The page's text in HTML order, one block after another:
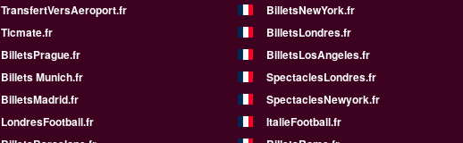
TransfertVersAeroport.fr BilletsNewYork.fr
Ticmate.fr
BilletsLondres.fr
BilletsPrague.fr
BilletsLosAngeles.fr
Billets Munich.fr
SpectaclesLondres.fr
BilletsMadrid.fr
SpectaclesNewyork.fr
LondresFootball.fr
ItalieFootball.fr